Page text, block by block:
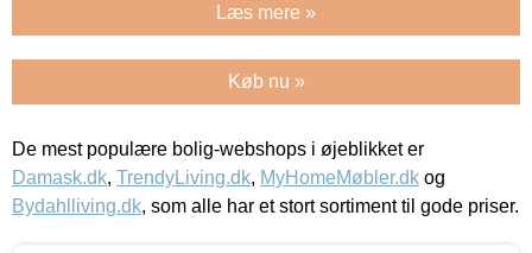
Læs mere »
Køb nu »
De mest populære bolig-webshops i øjeblikket er
Damask.dk, TrendyLiving.dk, MyHomeMøbler.dk og
Bydahlliving.dk, som alle har et stort sortiment til gode priser.